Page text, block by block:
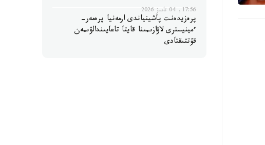
17:56, 04 تامىز 2026
پرەزيدەنت پاشينياندى ارمەنيا پرەمەر-
ءمينيسترى لاۋازىمىنا قايتا تاعايىندالۋىمەن
قۇتتىقتادى